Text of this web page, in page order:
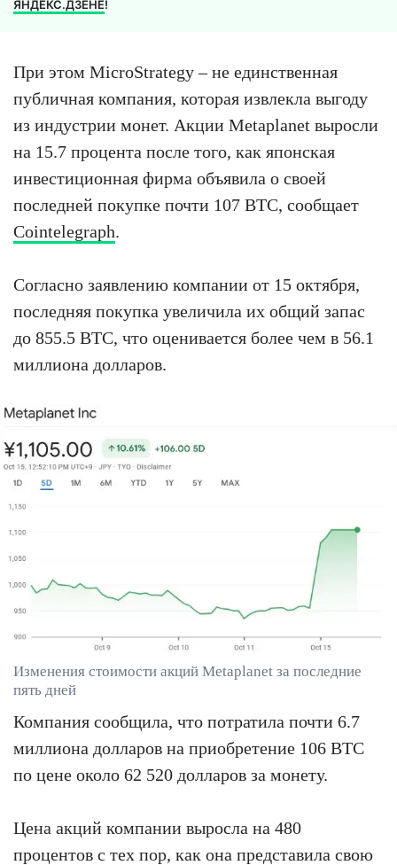
ЯНДЕКС.ДЗЕНЕ!
При этом MicroStrategy – не единственная
публичная компания, которая извлекла выгоду
из индустрии монет. Акции Metaplanet выросли
на 15.7 процента после того, как японская
инвестиционная фирма объявила о своей
последней покупке почти 107 BTC, сообщает
Cointelegraph.
Согласно заявлению компании от 15 октября,
последняя покупка увеличила их общий запас
до 855.5 BTC, что оценивается более чем в 56.1
миллиона долларов.
Изменения стоимости акций Metaplanet за последние
пять дней
Компания сообщила, что потратила почти 6.7
миллиона долларов на приобретение 106 BTC
по цене около 62 520 долларов за монету.
Цена акций компании выросла на 480
процентов с тех пор, как она представила свою